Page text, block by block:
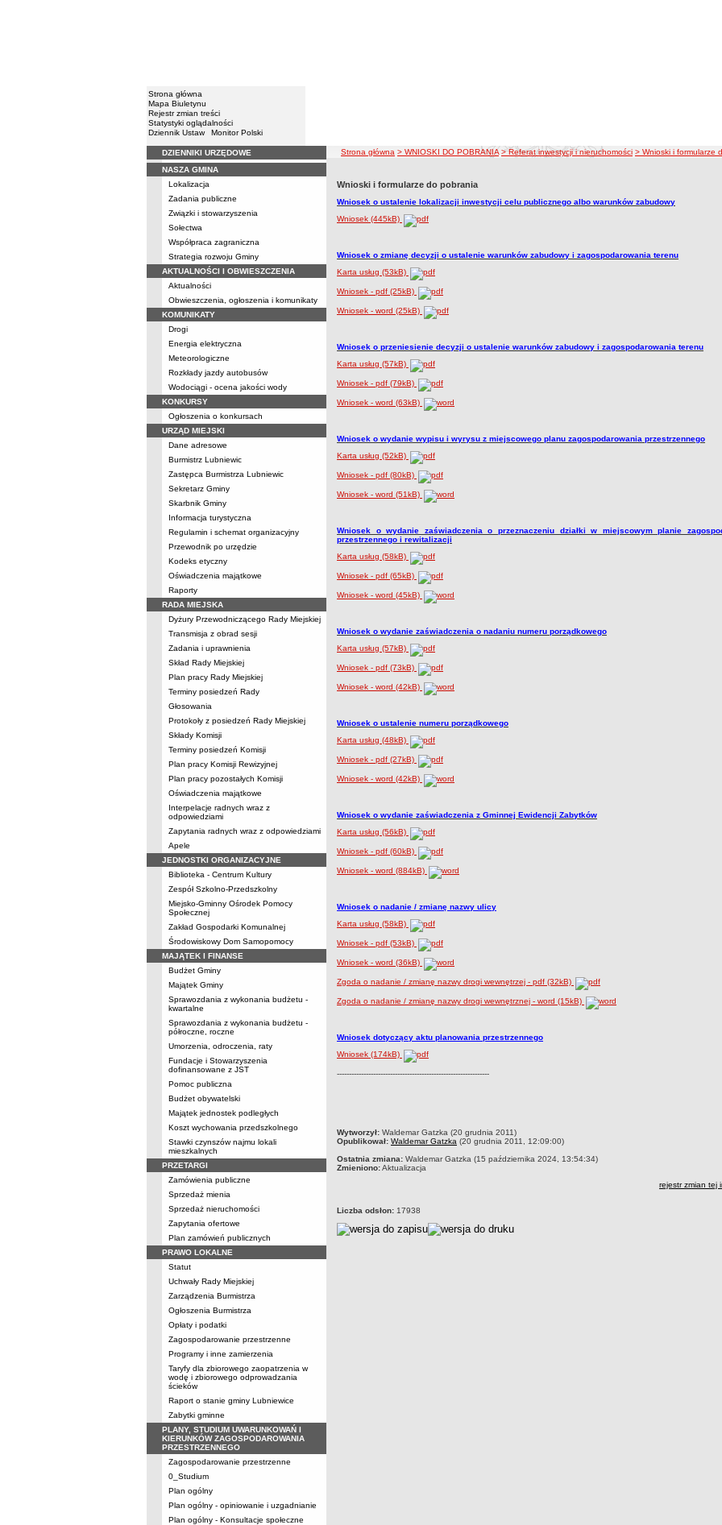
Strona główna
Mapa Biuletynu
Rejestr zmian treści
Statystyki oglądalności
Dziennik Ustaw
Monitor Polski
Menu
DZIENNIKI URZĘDOWE
NASZA GMINA
Lokalizacja
Zadania publiczne
Związki i stowarzyszenia
Sołectwa
Współpraca zagraniczna
Strategia rozwoju Gminy
AKTUALNOŚCI I OBWIESZCZENIA
Aktualności
Obwieszczenia, ogłoszenia i komunikaty
KOMUNIKATY
Drogi
Energia elektryczna
Meteorologiczne
Rozkłady jazdy autobusów
Wodociągi - ocena jakości wody
KONKURSY
Ogłoszenia o konkursach
URZĄD MIEJSKI
Dane adresowe
Burmistrz Lubniewic
Zastępca Burmistrza Lubniewic
Sekretarz Gminy
Skarbnik Gminy
Informacja turystyczna
Regulamin i schemat organizacyjny
Przewodnik po urzędzie
Kodeks etyczny
Oświadczenia majątkowe
Raporty
RADA MIEJSKA
Dyżury Przewodniczącego Rady Miejskiej
Transmisja z obrad sesji
Zadania i uprawnienia
Skład Rady Miejskiej
Plan pracy Rady Miejskiej
Terminy posiedzeń Rady
Głosowania
Protokoły z posiedzeń Rady Miejskiej
Składy Komisji
Terminy posiedzeń Komisji
Plan pracy Komisji Rewizyjnej
Plan pracy pozostałych Komisji
Oświadczenia majątkowe
Interpelacje radnych wraz z
odpowiedziami
Zapytania radnych wraz z odpowiedziami
Apele
JEDNOSTKI ORGANIZACYJNE
Biblioteka - Centrum Kultury
Zespół Szkolno-Przedszkolny
Miejsko-Gminny Ośrodek Pomocy
Społecznej
Zakład Gospodarki Komunalnej
Środowiskowy Dom Samopomocy
MAJĄTEK I FINANSE
Budżet Gminy
Majątek Gminy
Sprawozdania z wykonania budżetu -
kwartalne
Sprawozdania z wykonania budżetu -
półroczne, roczne
Umorzenia, odroczenia, raty
Fundacje i Stowarzyszenia
dofinansowane z JST
Pomoc publiczna
Budżet obywatelski
Majątek jednostek podległych
Koszt wychowania przedszkolnego
Stawki czynszów najmu lokali
mieszkalnych
PRZETARGI
Zamówienia publiczne
Sprzedaż mienia
Sprzedaż nieruchomości
Zapytania ofertowe
Plan zamówień publicznych
PRAWO LOKALNE
Statut
Uchwały Rady Miejskiej
Zarządzenia Burmistrza
Ogłoszenia Burmistrza
Opłaty i podatki
Zagospodarowanie przestrzenne
Programy i inne zamierzenia
Taryfy dla zbiorowego zaopatrzenia w
wodę i zbiorowego odprowadzania
ścieków
Raport o stanie gminy Lubniewice
Zabytki gminne
PLANY, STUDIUM UWARUNKOWAŃ I
KIERUNKÓW ZAGOSPODAROWANIA
PRZESTRZENNEGO
Zagospodarowanie przestrzenne
0_Studium
Plan ogólny
Plan ogólny - opiniowanie i uzgadnianie
Plan ogólny - Konsultacje społeczne
ścieżka nawigacji
Strona główna > WNIOSKI DO POBRANIA > Referat inwestycji i nieruchomości > Wnioski i formularze
Wnioski i formularze do pobrania
Wniosek o ustalenie lokalizacji inwestycji celu publicznego albo warunków zabudowy
Wniosek (445kB)
Wniosek o zmianę decyzji o ustalenie warunków zabudowy i zagospodarowania terenu
Karta usług (53kB)
Wniosek - pdf (25kB)
Wniosek - word (25kB)
Wniosek o przeniesienie decyzji o ustalenie warunków zabudowy i zagospodarowania terenu
Karta usług (57kB)
Wniosek - pdf (79kB)
Wniosek - word (63kB)
Wniosek o wydanie wypisu i wyrysu z miejscowego planu zagospodarowania przestrzennego
Karta usług (52kB)
Wniosek - pdf (80kB)
Wniosek - word (51kB)
Wniosek o wydanie zaświadczenia o przeznaczeniu działki w miejscowym planie
przestrzennego i rewitalizacji
Karta usług (58kB)
Wniosek - pdf (65kB)
Wniosek - word (45kB)
Wniosek o wydanie zaświadczenia o nadaniu numeru porządkowego
Karta usług (57kB)
Wniosek - pdf (73kB)
Wniosek - word (42kB)
Wniosek o ustalenie numeru porządkowego
Karta usług (48kB)
Wniosek - pdf (27kB)
Wniosek - word (42kB)
Wniosek o wydanie zaświadczenia z Gminnej Ewidencji Zabytków
Karta usług (56kB)
Wniosek - pdf (60kB)
Wniosek - word (884kB)
Wniosek o nadanie / zmianę nazwy ulicy
Karta usług (58kB)
Wniosek - pdf (53kB)
Wniosek - word (36kB)
Zgoda o nadanie / zmianę nazwy drogi wewnętrzej - pdf (32kB)
Zgoda o nadanie / zmianę nazwy drogi wewnętrznej - word (15kB)
Wniosek dotyczący aktu planowania przestrzennego
Wniosek (174kB)
---------------------------------------------------------------
metryczka
Wytworzył: Waldemar Gatzka (20 grudnia 2011)
Opublikował: Waldemar Gatzka (20 grudnia 2011, 12:09:00)
Ostatnia zmiana: Waldemar Gatzka (15 października 2024, 13:54:34)
Zmieniono:Aktualizacja
rejestr zmian tej
Liczba odsłon: 17938